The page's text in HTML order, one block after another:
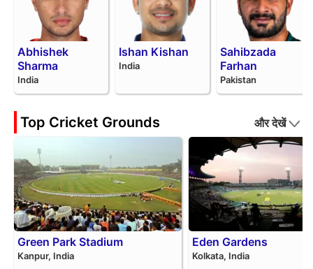
Abhishek
Sharma
India
Ishan Kishan
India
Sahibzada
Farhan
Pakistan
Top Cricket Grounds और देखें
Green Park Stadium
Kanpur, India
Eden Gardens
Kolkata, India